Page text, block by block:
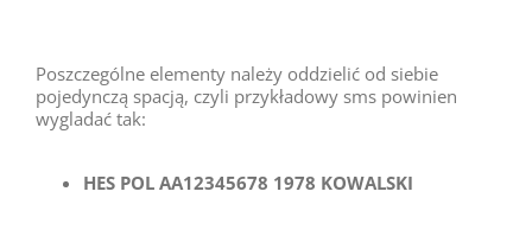
Poszczególne elementy należy oddzielić od siebie
pojedynczą spacją, czyli przykładowy sms powinien
wygladać tak:
HES POL AA12345678 1978 KOWALSKI